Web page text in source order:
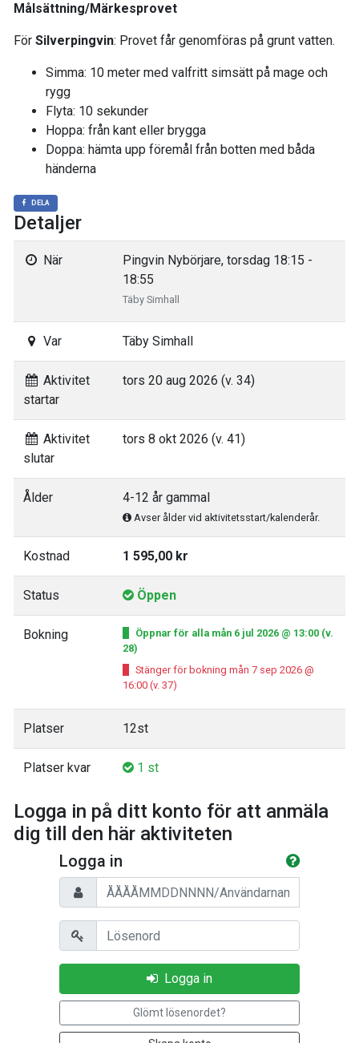
Målsättning/Märkesprovet
För Silverpingvin: Provet får genomföras på grunt vatten.
Simma: 10 meter med valfritt simsätt på mage och
rygg
Flyta: 10 sekunder
Hoppa: från kant eller brygga
Doppa: hämta upp föremål från botten med båda
händerna
DELA
Detaljer
När
Pingvin Nybörjare, torsdag 18:15 -
18:55
Täby Simhall
Var Täby Simhall
Aktivitet
startar
tors 20 aug 2026 (v. 34)
Aktivitet
slutar
tors 8 okt 2026 (v. 41)
Ålder 4-12 år gammal
Avser ålder vid aktivitetsstart/kalenderår.
Kostnad 1 595,00 kr
Status Öppen
Bokning
Öppnar för alla mån 6 jul 2026 @ 13:00 (v.
28)
Stänger för bokning mån 7 sep 2026 @
16:00 (v. 37)
Platser 12st
Platser kvar 1 st
Logga in på ditt konto för att anmäla
dig till den här aktiviteten
Logga in
Personnummer/Användarnamn
Lösenord
Logga in
Glömt lösenordet?